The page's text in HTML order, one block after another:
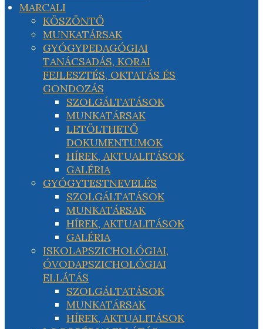
MARCALI
KÖSZÖNTŐ
MUNKATÁRSAK
GYÓGYPEDAGÓGIAI
TANÁCSADÁS, KORAI
FEJLESZTÉS, OKTATÁS ÉS
GONDOZÁS
SZOLGÁLTATÁSOK
MUNKATÁRSAK
LETÖLTHETŐ
DOKUMENTUMOK
HÍREK, AKTUALITÁSOK
GALÉRIA
GYÓGYTESTNEVELÉS
SZOLGÁLTATÁSOK
MUNKATÁRSAK
HÍREK, AKTUALITÁSOK
GALÉRIA
ISKOLAPSZICHOLÓGIAI,
ÓVODAPSZICHOLÓGIAI
ELLÁTÁS
SZOLGÁLTATÁSOK
MUNKATÁRSAK
HÍREK, AKTUALITÁSOK